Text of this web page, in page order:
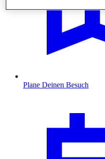
Plane Deinen Besuch